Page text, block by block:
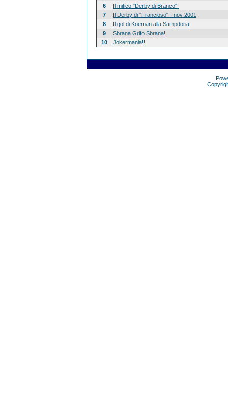
6
Il mitico "Derby di Branco"!
7
Il Derby di "Francioso" - nov 2001
8
Il gol di Koeman alla Sampdoria
9
Sbrana Grifo Sbrana!
10
Jokermania!!